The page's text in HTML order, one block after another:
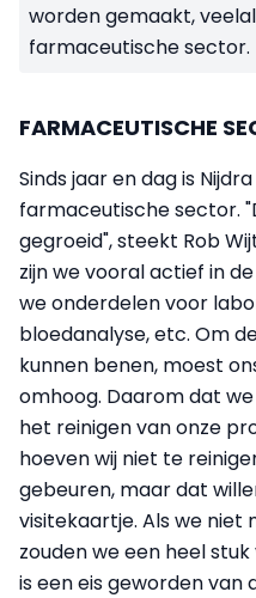
worden gemaakt,
farmaceutische sector.
FARMACEUTISCHE
Sinds jaar en dag is
farmaceutische sector.
gegroeid", steekt Rob
zijn we vooral actief in
we onderdelen voor
bloedanalyse, etc. Om
kunnen benen, moest
omhoog. Daarom dat
het reinigen van onze
hoeven wij niet te
gebeuren, maar dat
visitekaartje. Als we niet
zouden we een heel
is een eis geworden van